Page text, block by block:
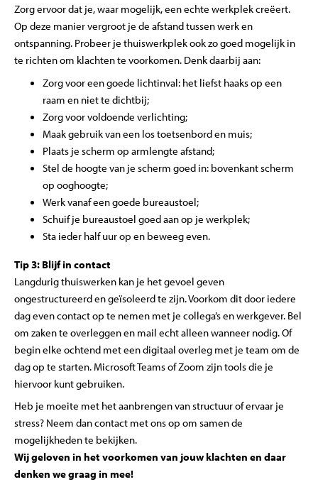
Zorg ervoor dat je, waar mogelijk, een echte werkplek creëert.
Op deze manier vergroot je de afstand tussen werk en
ontspanning. Probeer je thuiswerkplek ook zo goed mogelijk in
te richten om klachten te voorkomen. Denk daarbij aan:
Zorg voor een goede lichtinval: het liefst haaks op een
raam en niet te dichtbij;
Zorg voor voldoende verlichting;
Maak gebruik van een los toetsenbord en muis;
Plaats je scherm op armlengte afstand;
Stel de hoogte van je scherm goed in: bovenkant scherm
op ooghoogte;
Werk vanaf een goede bureaustoel;
Schuif je bureaustoel goed aan op je werkplek;
Sta ieder half uur op en beweeg even.
Tip 3: Blijf in contact
Langdurig thuiswerken kan je het gevoel geven
ongestructureerd en geïsoleerd te zijn. Voorkom dit door iedere
dag even contact op te nemen met je collega’s en werkgever. Bel
om zaken te overleggen en mail echt alleen wanneer nodig. Of
begin elke ochtend met een digitaal overleg met je team om de
dag op te starten. Microsoft Teams of Zoom zijn tools die je
hiervoor kunt gebruiken.
Heb je moeite met het aanbrengen van structuur of ervaar je
stress? Neem dan contact met ons op om samen de
mogelijkheden te bekijken.
Wij geloven in het voorkomen van jouw klachten en daar
denken we graag in mee!